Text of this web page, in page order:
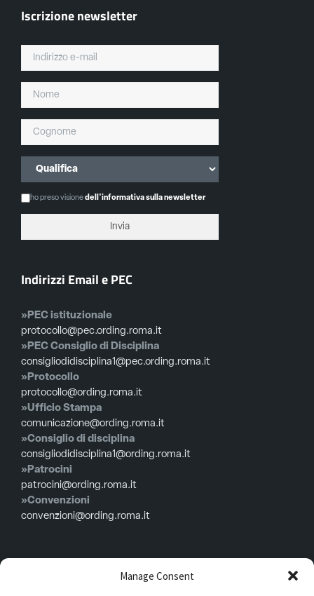
Manage Consent
Iscrizione newsletter
ho preso visionedell'informativa sulla newsletter
Indirizzi Email e PEC
»PEC istituzionale
protocollo@pec.ording.roma.it
»PEC Consiglio di Disciplina
consigliodidisciplina1@pec.ording.roma.it
»Protocollo
protocollo@ording.roma.it
»Ufficio Stampa
comunicazione@ording.roma.it
»Consiglio di disciplina
consigliodidisciplina1@ording.roma.it
»Patrocini
patrocini@ording.roma.it
»Convenzioni
convenzioni@ording.roma.it
Menù